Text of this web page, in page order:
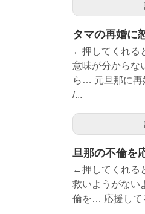
タマの再婚に
←押してくれる
意味が分からな
ら… 元旦那に
/...
旦那の不倫を
←押してくれる
救いようがない
倫を… 応援して